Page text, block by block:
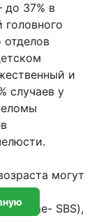
до 37% в
отделов
и
случаев у
могут
SBS),